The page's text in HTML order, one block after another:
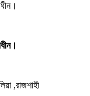
,রাজশাহী